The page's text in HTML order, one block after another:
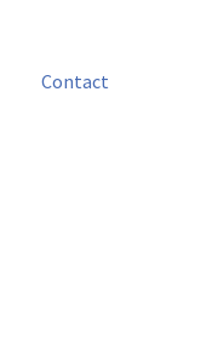
Contact